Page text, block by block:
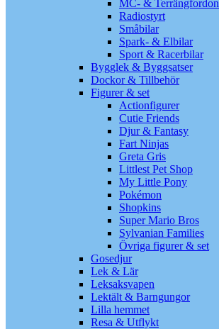
MC- & Terrängfordon
Radiostyrt
Småbilar
Spark- & Elbilar
Sport & Racerbilar
Bygglek & Byggsatser
Dockor & Tillbehör
Figurer & set
Actionfigurer
Cutie Friends
Djur & Fantasy
Fart Ninjas
Greta Gris
Littlest Pet Shop
My Little Pony
Pokémon
Shopkins
Super Mario Bros
Sylvanian Families
Övriga figurer & set
Gosedjur
Lek & Lär
Leksaksvapen
Lektält & Barngungor
Lilla hemmet
Resa & Utflykt